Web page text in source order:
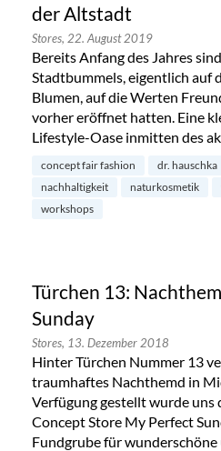
der Altstadt
Stores, 22. August 2019
Bereits Anfang des Jahres
Stadtbummels, eigentlich auf
Blumen, auf die Werten
vorher eröffnet hatten. Eine
Lifestyle-Oase inmitten des
concept fair fashion dr. hauschka
nachhaltigkeit
naturkosmetik
workshops
Türchen 13:
Sunday
Stores, 13. Dezember 2018
Hinter Türchen Nummer 13
traumhaftes Nachthemd in
Verfügung gestellt wurde uns
Concept Store My Perfect
Fundgrube für